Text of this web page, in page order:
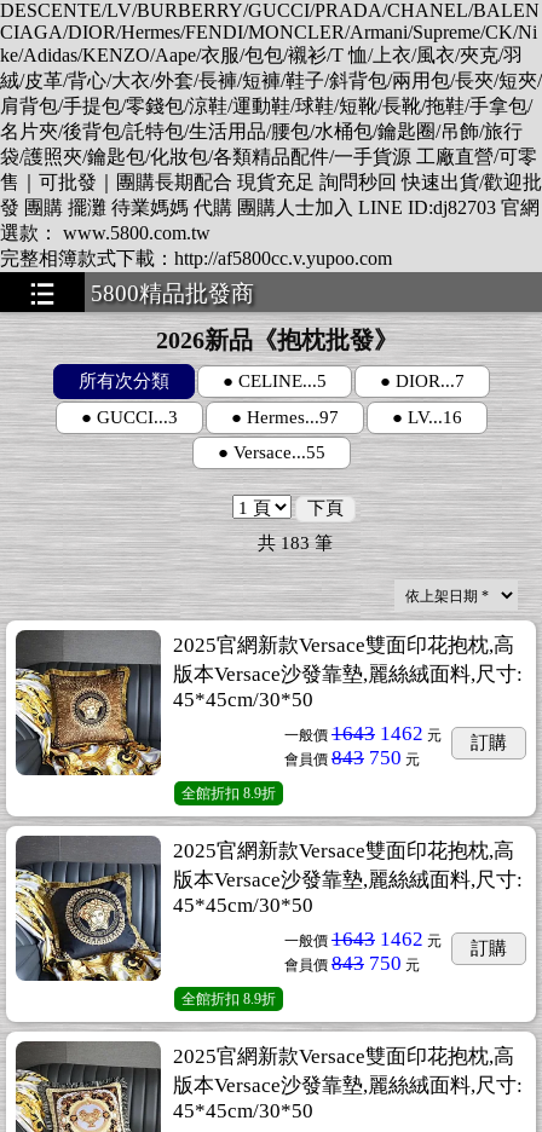
DESCENTE/LV/BURBERRY/GUCCI/PRADA/CHANEL/BALEN
CIAGA/DIOR/Hermes/FENDI/MONCLER/Armani/Supreme/CK/Ni
ke/Adidas/KENZO/Aape/衣服/包包/襯衫/T 恤/上衣/風衣/夾克/羽
絨/皮革/背心/大衣/外套/長褲/短褲/鞋子/斜背包/兩用包/長夾/短夾/
肩背包/手提包/零錢包/涼鞋/運動鞋/球鞋/短靴/長靴/拖鞋/手拿包/
名片夾/後背包/託特包/生活用品/腰包/水桶包/鑰匙圈/吊飾/旅行
袋/護照夾/鑰匙包/化妝包/各類精品配件/一手貨源 工廠直營/可零
售｜可批發｜團購長期配合 現貨充足 詢問秒回 快速出貨/歡迎批
發 團購 擺灘 待業媽媽 代購 團購人士加入 LINE ID:dj82703 官網
選款： www.5800.com.tw
完整相簿款式下載：http://af5800cc.v.yupoo.com
5800精品批發商
2026新品《抱枕批發》
所有次分類 ● CELINE...5
● DIOR...7
● GUCCI...3
● Hermes...97
● LV...16
● Versace...55
下頁
共183筆
2025官網新款Versace雙面印花抱枕,高
版本Versace沙發靠墊,麗絲絨面料,尺寸:
45*45cm/30*50
一般價 1643 1462 元
會員價 843 750 元
訂購
全館折扣 8.9折
2025官網新款Versace雙面印花抱枕,高
版本Versace沙發靠墊,麗絲絨面料,尺寸:
45*45cm/30*50
一般價 1643 1462 元
會員價 843 750 元
訂購
全館折扣 8.9折
2025官網新款Versace雙面印花抱枕,高
版本Versace沙發靠墊,麗絲絨面料,尺寸:
45*45cm/30*50